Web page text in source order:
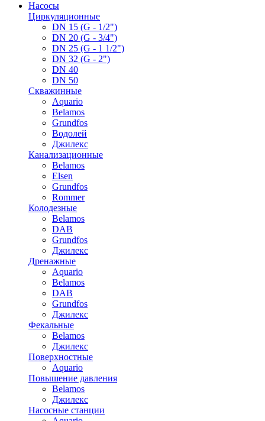
Насосы
Циркуляционные
DN 15 (G - 1/2")
DN 20 (G - 3/4")
DN 25 (G - 1 1/2")
DN 32 (G - 2")
DN 40
DN 50
Скважинные
Aquario
Belamos
Grundfos
Водолей
Джилекс
Канализационные
Belamos
Elsen
Grundfos
Rommer
Колодезные
Belamos
DAB
Grundfos
Джилекс
Дренажные
Aquario
Belamos
DAB
Grundfos
Джилекс
Фекальные
Belamos
Джилекс
Поверхностные
Aquario
Повышение давления
Belamos
Джилекс
Насосные станции